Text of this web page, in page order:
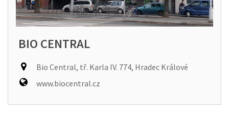
BIO CENTRAL
Bio Central, tř. Karla IV. 774, Hradec Králové
www.biocentral.cz